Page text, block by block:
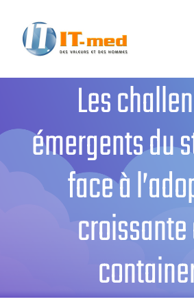
contenu
Les
émergents du
face à